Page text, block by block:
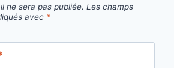
ne sera pas publiée. Les champs
avec *